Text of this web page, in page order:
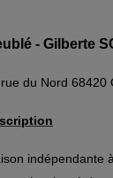
- Gilberte
du Nord 68420
indépendante